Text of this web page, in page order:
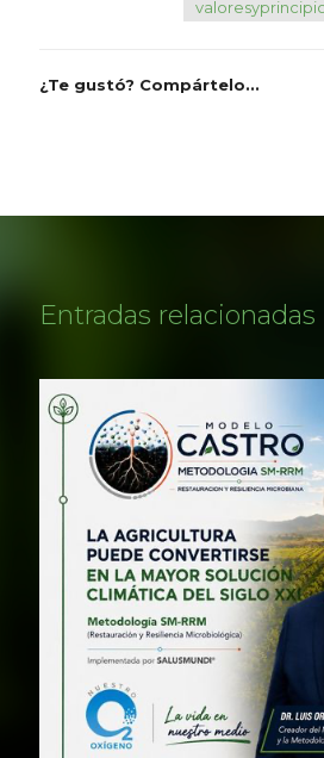
¿Te gustó? Compártelo...
Entradas relacionadas